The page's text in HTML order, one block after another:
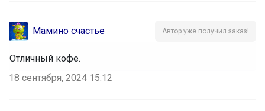
Мамино счастье Автор уже получил заказ!
Отличный кофе.
18 сентября, 2024 15:12